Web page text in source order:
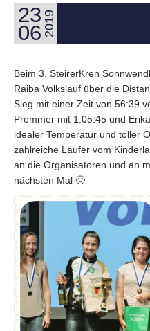
23
062019
Beim 3. SteirerKren
Raiba Volkslauf über die
Sieg mit einer Zeit von 56:39
Prommer mit 1:05:45 und
idealer Temperatur und toller
zahlreiche Läufer vom
an die Organisatoren und an
nächsten Mal 🙂